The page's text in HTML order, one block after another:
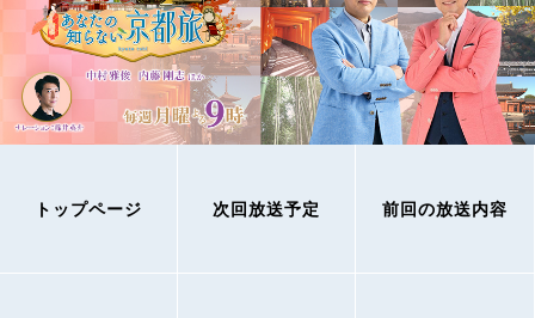
トップページ 次回放送予定 前回の放送内容